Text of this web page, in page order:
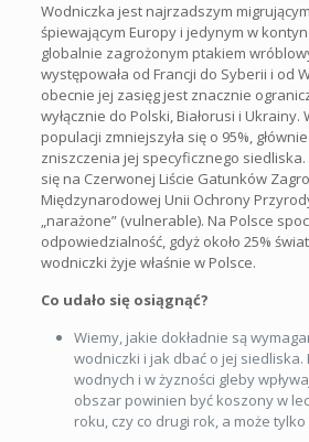
Wodniczka jest najrzadszym
śpiewającym Europy i jedynym w
globalnie zagrożonym ptakiem
występowała od Francji do Syberii i od
obecnie jej zasięg jest znacznie
wyłącznie do Polski, Białorusi i Ukrainy.
populacji zmniejszyła się o 95%,
zniszczenia jej specyficznego
się na Czerwonej Liście Gatunków
Międzynarodowej Unii Ochrony
„narażone” (vulnerable). Na Polsce
odpowiedzialność, gdyż około 25%
wodniczki żyje właśnie w Polsce.
Co udało się osiągnąć?
Wiemy, jakie dokładnie są
wodniczki i jak dbać o jej siedliska.
wodnych i w żyzności gleby
obszar powinien być koszony w
roku, czy co drugi rok, a może